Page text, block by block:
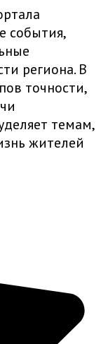
события,
региона. В
точности,
темам,
жителей